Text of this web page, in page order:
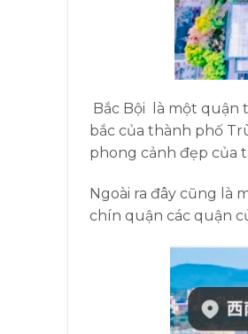
Bắc Bội là một
bắc của thành phố
phong cảnh đẹp của
Ngoài ra đây cũng là
chín quận các quận